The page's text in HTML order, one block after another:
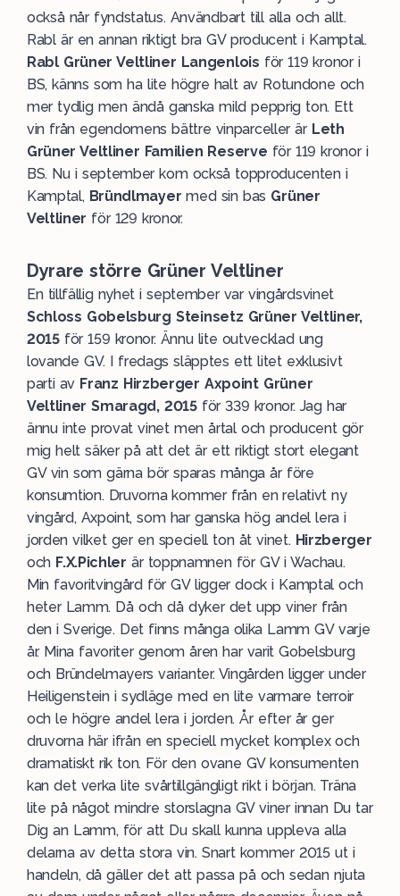
också når fyndstatus. Användbart till alla och allt.
Rabl är en annan riktigt bra GV producent i Kamptal.
Rabl Grüner Veltliner Langenlois för 119 kronor i
BS, känns som ha lite högre halt av Rotundone och
mer tydlig men ändå ganska mild pepprig ton. Ett
vin från egendomens bättre vinparceller är Leth
Grüner Veltliner Familien Reserve för 119 kronor i
BS. Nu i september kom också topproducenten i
Kamptal, Bründlmayer med sin bas Grüner
Veltliner för 129 kronor.
Dyrare större Grüner Veltliner
En tillfällig nyhet i september var vingårdsvinet
Schloss Gobelsburg Steinsetz Grüner Veltliner,
2015för 159 kronor. Ännu lite outvecklad ung
lovande GV. I fredags släpptes ett litet exklusivt
parti av Franz Hirzberger Axpoint Grüner
Veltliner Smaragd, 2015 för 339 kronor. Jag har
ännu inte provat vinet men årtal och producent gör
mig helt säker på att det är ett riktigt stort elegant
GV vin som gärna bör sparas många år före
konsumtion. Druvorna kommer från en relativt ny
vingård, Axpoint, som har ganska hög andel lera i
jorden vilket ger en speciell ton åt vinet. Hirzberger
och F.X.Pichler är toppnamnen för GV i Wachau.
Min favoritvingård för GV ligger dock i Kamptal och
heter Lamm. Då och då dyker det upp viner från
den i Sverige. Det finns många olika Lamm GV varje
år. Mina favoriter genom åren har varit Gobelsburg
och Bründelmayers varianter. Vingården ligger under
Heiligenstein i sydläge med en lite varmare terroir
och le högre andel lera i jorden. År efter år ger
druvorna här ifrån en speciell mycket komplex och
dramatiskt rik ton. För den ovane GV konsumenten
kan det verka lite svårtillgängligt rikt i början. Träna
lite på något mindre storslagna GV viner innan Du tar
Dig an Lamm, för att Du skall kunna uppleva alla
delarna av detta stora vin. Snart kommer 2015 ut i
handeln, då gäller det att passa på och sedan njuta